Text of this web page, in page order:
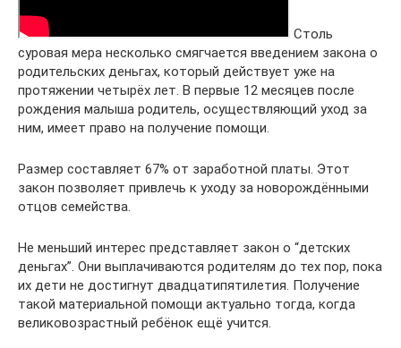
Столь
суровая мера несколько смягчается введением закона о
родительских деньгах, который действует уже на
протяжении четырёх лет. В первые 12 месяцев после
рождения малыша родитель, осуществляющий уход за
ним, имеет право на получение помощи.
Размер составляет 67% от заработной платы. Этот
закон позволяет привлечь к уходу за новорождёнными
отцов семейства.
Не меньший интерес представляет закон о “детских
деньгах”. Они выплачиваются родителям до тех пор, пока
их дети не достигнут двадцатипятилетия. Получение
такой материальной помощи актуально тогда, когда
великовозрастный ребёнок ещё учится.